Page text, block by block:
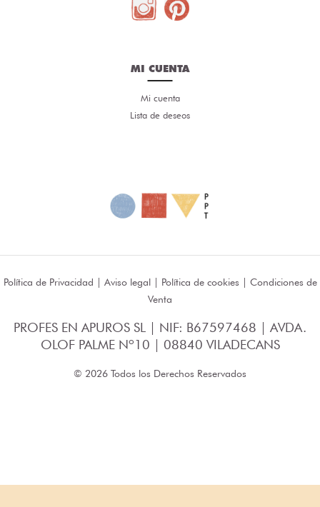
MI CUENTA
Mi cuenta
Lista de deseos
Política de Privacidad Aviso legal| Política de cookies
Condiciones de
Venta
PROFES EN APUROS SL | NIF: B67597468 | AVDA.
OLOF PALME Nº10 | 08840 VILADECANS
© 2026 Todos los Derechos Reservados